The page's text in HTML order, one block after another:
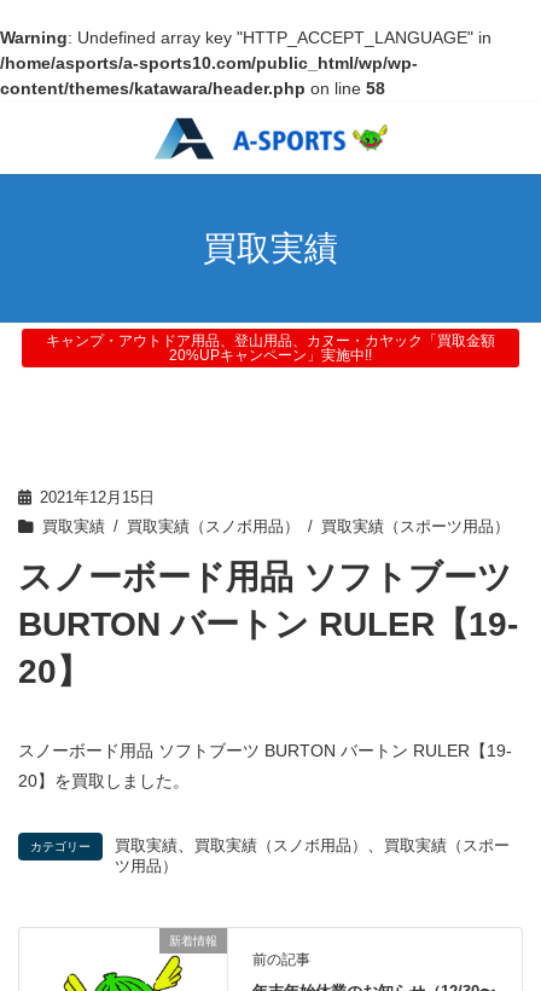
Warning: Undefined array key "HTTP_ACCEPT_LANGUAGE" in
/home/asports/a-sports10.com/public_html/wp/wp-
content/themes/katawara/header.php on line 58
買取実績
キャンプ・アウトドア用品、登山用品、カヌー・カヤック「買取金額
20%UPキャンペーン」実施中!!
2021年12月15日
買取実績
買取実績（スノボ用品） 買取実績（スポーツ用品）
スノーボード用品 ソフトブーツ
BURTON バートン RULER【19-
20】
スノーボード用品 ソフトブーツ BURTON バートン RULER【19-
20】を買取しました。
カテゴリー 買取実績、 買取実績（スノボ用品） 、
買取実績（スポー
ツ用品）
新着情報
前の記事